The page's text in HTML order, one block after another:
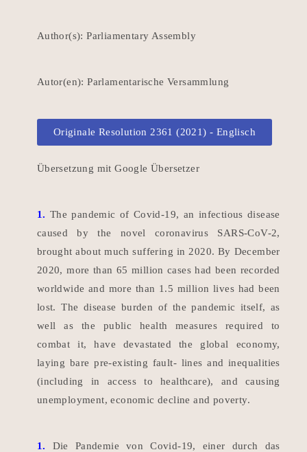
Author(s): Parliamentary Assembly
Autor(en): Parlamentarische Versammlung
Originale Resolution 2361 (2021) - Englisch
Übersetzung mit Google Übersetzer
1. The pandemic of Covid-19, an infectious disease
caused by the novel coronavirus SARS-CoV-2,
brought about much suffering in 2020. By December
2020, more than 65 million cases had been recorded
worldwide and more than 1.5 million lives had been
lost. The disease burden of the pandemic itself, as
well as the public health measures required to
combat it, have devastated the global economy,
laying bare pre-existing fault- lines and inequalities
(including in access to healthcare), and causing
unemployment, economic decline and poverty.
1.
Die Pandemie von Covid-19, einer durch das